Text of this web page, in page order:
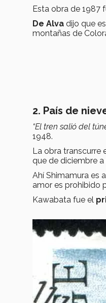
Esta obra de 1987
De Alva dijo que
montañas de
2. País de
“El tren salió del
1948.
La obra transcurre
que de diciembre
Ahí Shimamura es
amor es prohibido
Kawabata fue el